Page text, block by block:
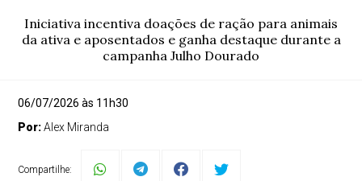
Iniciativa incentiva doações de ração para animais
da ativa e aposentados e ganha destaque durante a
campanha Julho Dourado
06/07/2026 às 11h30
Por:Alex Miranda
Compartilhe: